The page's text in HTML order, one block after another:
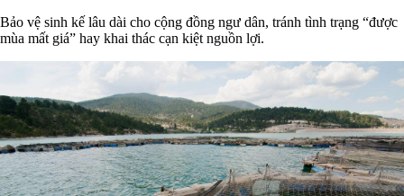
Bảo vệ sinh kế lâu dài cho cộng đồng ngư dân, tránh tình trạng “được
mùa mất giá” hay khai thác cạn kiệt nguồn lợi.